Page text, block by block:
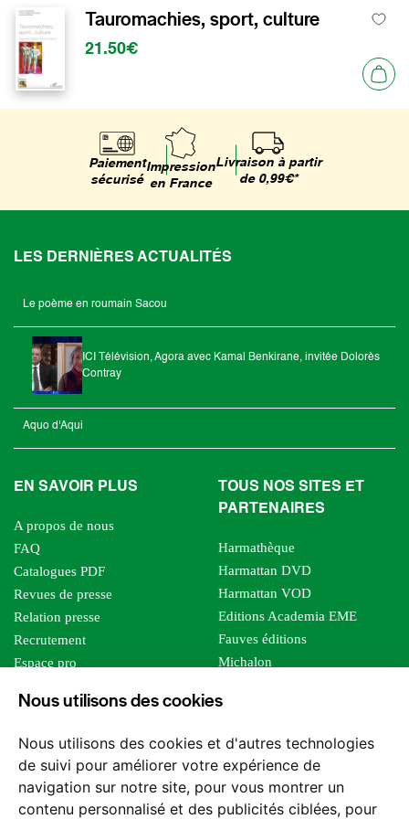
Nous utilisons des cookies
Nous utilisons des cookies et d'autres technologies
de suivi pour améliorer votre expérience de
navigation sur notre site, pour vous montrer un
contenu personnalisé et des publicités ciblées, pour
Tauromachies, sport, culture
21.50€
Paiement
sécurisé
Impression
en France
Livraison à partir
de 0,99€*
LES DERNIÈRES ACTUALITÉS
Le poème en roumain Sacou
ICI Télévision, Agora avec Kamal Benkirane, invitée Dolorès
Contray
Aquo d'Aqui
EN SAVOIR PLUS
A propos de nous
FAQ
Catalogues PDF
Revues de presse
Relation presse
Recrutement
Espace pro
Foreign rights
TOUS NOS SITES ET
PARTENAIRES
Harmathèque
Harmattan DVD
Harmattan VOD
Editions Academia EME
Fauves éditions
Michalon
Editions Sutton
Les impliqués
Tous les éditeurs